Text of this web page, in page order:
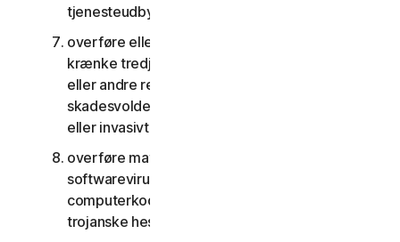
tjenesteudbyder eller et servicebureau
overføre eller opbevare materiale, der kan
krænke tredjemands immaterielle rettigheder
eller andre rettigheder, eller som er ulovligt,
skadesvoldene, ærekrænkende, injurierende
eller invasivt for andres privatliv
overføre materiale, der indeholder
softwarevirus eller anden skadelig
computerkode eller skadelige filer, for eksempel
trojanske heste, orme og tidsindstillede bomber